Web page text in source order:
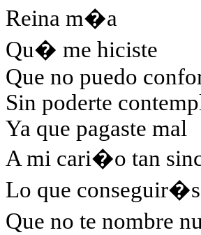
Reina m�a
Qu� me hiciste
Que no puedo
Sin poderte
Ya que pagaste mal
A mi cari�o tan
Lo que
Que no te nombre